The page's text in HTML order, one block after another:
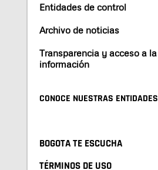
Entidades de control
Archivo de noticias
Transparencia y acceso a la
información
CONOCE NUESTRAS ENTIDADES
BOGOTA TE ESCUCHA
TÉRMINOS DE USO